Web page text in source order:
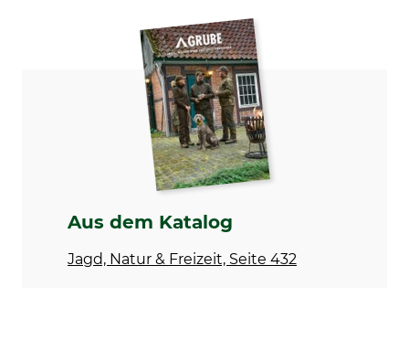
Produkttyp
Trophäenständer
Modellbezeichnung
Rehwild Slim Edition
Herstellung
Made in Germany
Aus dem Katalog
Jagd, Natur & Freizeit, Seite 432